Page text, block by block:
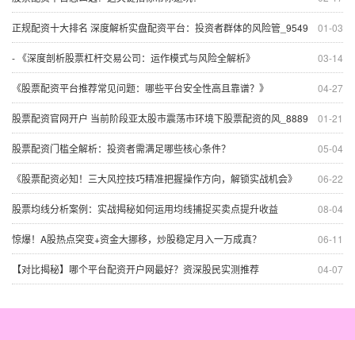
01-03
正规配资十大排名 深度解析实盘配资平台：投资者群体的风险管_9549
03-14
- 《深度剖析股票杠杆交易公司：运作模式与风险全解析》
04-27
《股票配资平台推荐常见问题：哪些平台安全性高且靠谱？》
01-21
股票配资官网开户 当前阶段亚太股市震荡市环境下股票配资的风_8889
05-04
股票配资门槛全解析：投资者需满足哪些核心条件？
06-22
《股票配资必知！三大风控技巧精准把握操作方向，解锁实战机会》
08-04
股票均线分析案例：实战揭秘如何运用均线捕捉买卖点提升收益
06-11
惊爆！A股热点突变+资金大挪移，炒股稳定月入一万成真？
04-07
【对比揭秘】哪个平台配资开户网最好？资深股民实测推荐